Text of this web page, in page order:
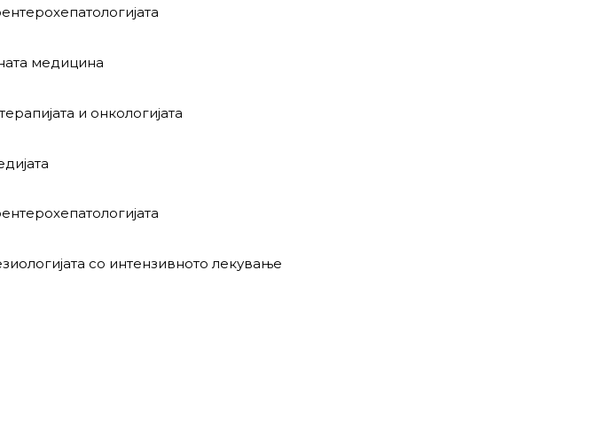
медицина
и онкологијата
со интензивното лекување